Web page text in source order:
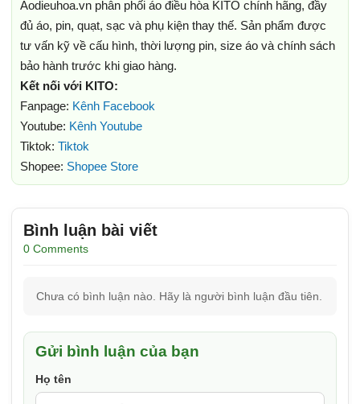
Aodieuhoa.vn phân phối áo điều hòa KITO chính hãng, đầy
đủ áo, pin, quạt, sạc và phụ kiện thay thế. Sản phẩm được
tư vấn kỹ về cấu hình, thời lượng pin, size áo và chính sách
bảo hành trước khi giao hàng.
Kết nối với KITO:
Fanpage: Kênh Facebook
Youtube: Kênh Youtube
Tiktok: Tiktok
Shopee: Shopee Store
Bình luận bài viết
0 Comments
Chưa có bình luận nào. Hãy là người bình luận đầu tiên.
Gửi bình luận của bạn
Họ tên